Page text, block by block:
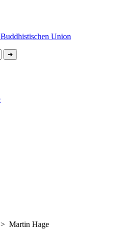
Union
> Martin Hage